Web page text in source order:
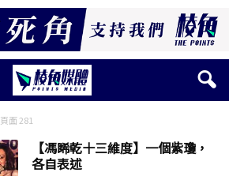
頁面 281
【馮睎乾十三維度】一個紫瓊，
各自表述